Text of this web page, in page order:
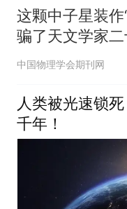
这颗中子星装作
骗了天文学家
中国物理学会期刊网
人类被光速锁
千年！